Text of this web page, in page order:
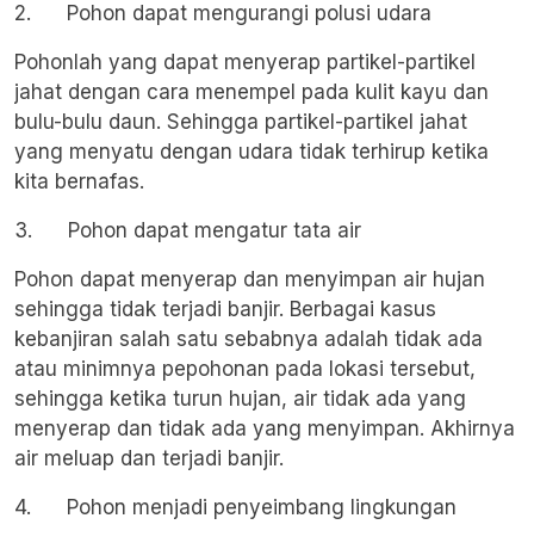
2. Pohon dapat mengurangi polusi udara
Pohonlah yang dapat menyerap partikel-partikel
jahat dengan cara menempel pada kulit kayu dan
bulu-bulu daun. Sehingga partikel-partikel jahat
yang menyatu dengan udara tidak terhirup ketika
kita bernafas.
3. Pohon dapat mengatur tata air
Pohon dapat menyerap dan menyimpan air hujan
sehingga tidak terjadi banjir. Berbagai kasus
kebanjiran salah satu sebabnya adalah tidak ada
atau minimnya pepohonan pada lokasi tersebut,
sehingga ketika turun hujan, air tidak ada yang
menyerap dan tidak ada yang menyimpan. Akhirnya
air meluap dan terjadi banjir.
4. Pohon menjadi penyeimbang lingkungan